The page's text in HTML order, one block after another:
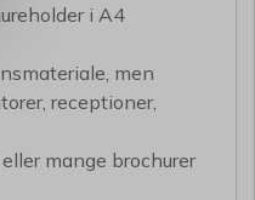
i A4
men
receptioner,
mange brochurer